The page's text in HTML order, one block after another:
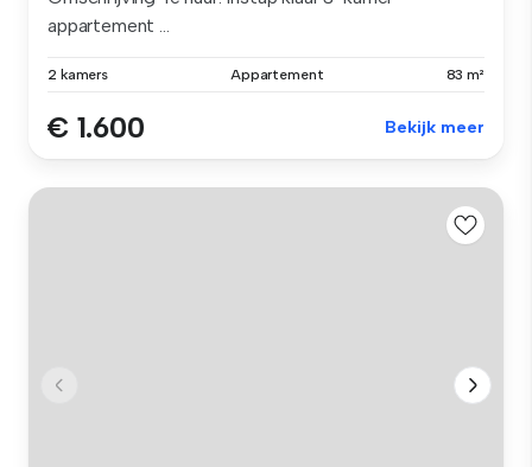
appartement ...
2 kamers Appartement 83 m²
€ 1.600 Bekijk meer